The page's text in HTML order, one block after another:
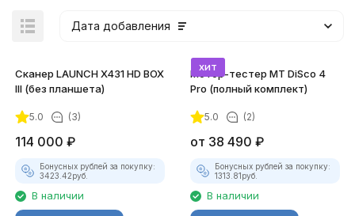
Дата добавления
Сканер LAUNCH X431 HD BOX
III (без планшета)
5.0 (3)
114 000 ₽
Бонусных рублей за покупку:
3423.42руб.
В наличии
хит
Мотор-тестер MT DiSco 4
Pro (полный комплект)
5.0 (2)
от 38 490 ₽
Бонусных рублей за покупку:
1313.81руб.
В наличии